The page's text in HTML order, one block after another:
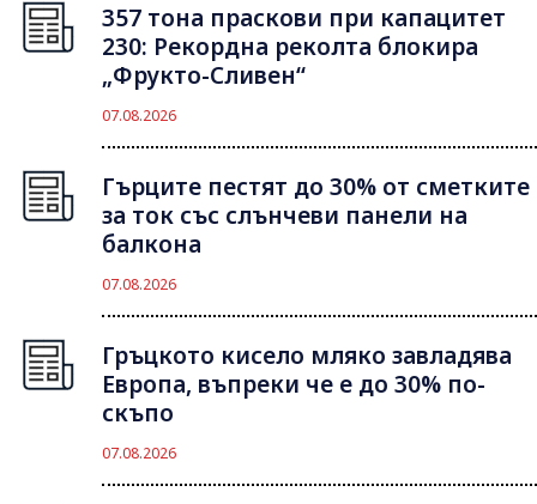
357 тона праскови при капацитет
230: Рекордна реколта блокира
„Фрукто-Сливен“
07.08.2026
Гърците пестят до 30% от сметките
за ток със слънчеви панели на
балкона
07.08.2026
Гръцкото кисело мляко завладява
Европа, въпреки че е до 30% по-
скъпо
07.08.2026